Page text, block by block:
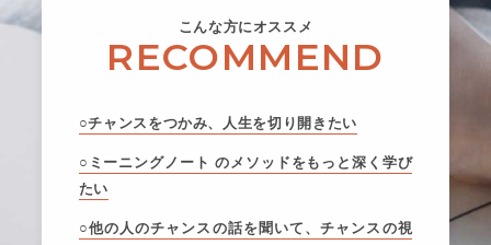
こんな方にオススメ
RECOMMEND
○チャンスをつかみ、人生を切り開きたい
○ミーニングノート のメソッドをもっと深く学び
たい
○他の人のチャンスの話を聞いて、チャンスの視